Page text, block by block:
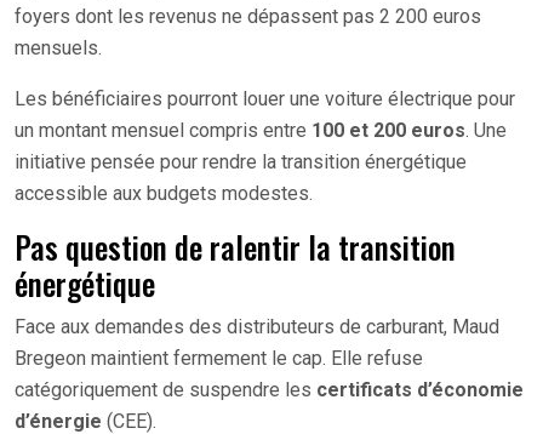
foyers dont les revenus ne dépassent pas 2 200 euros
mensuels.
Les bénéficiaires pourront louer une voiture électrique pour
un montant mensuel compris entre 100 et 200 euros. Une
initiative pensée pour rendre la transition énergétique
accessible aux budgets modestes.
Pas question de ralentir la transition
énergétique
Face aux demandes des distributeurs de carburant, Maud
Bregeon maintient fermement le cap. Elle refuse
catégoriquement de suspendre les certificats d’économie
d’énergie (CEE).